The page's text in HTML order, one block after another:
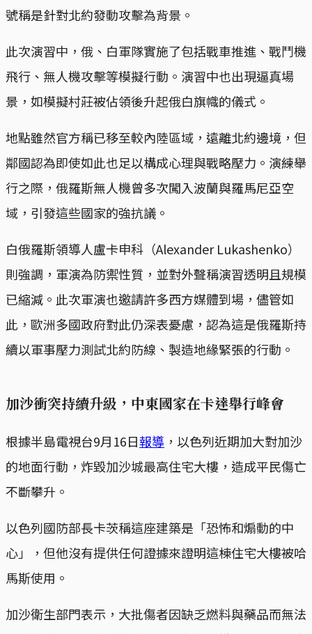
號稱是針對北約發動攻擊為背景。
此次演習中，俄、白軍隊實施了包括戰車推進、戰鬥機
飛行、無人機攻擊等模擬行動。演習中也出現逼真場
景，如模擬村莊被佔領後升起俄白旗幟的儀式。
地點雖然官方稱已移至較內陸區域，遠離北約邊境，但
鄰國認為即使如此也足以構成心理與戰略壓力。演練舉
行之際，俄羅斯無人機曾多次闖入波蘭與羅馬尼亞空
域，引發這些國家的強抗議。
白俄羅斯領導人盧卡申科（Alexander Lukashenko）
則強調，軍演為防禦性質，並對外聲稱演習透明且規模
已縮減。此次軍演也邀請許多西方媒體到場，儘管如
此，歐洲多國政府對此仍深表憂慮，認為這是俄羅斯持
續以軍事壓力測試北約防線、製造地緣緊張的行動。
加沙衝突持續升級，中東國家在卡達舉行峰會
根據半島電視台9月16日報導 ，以色列近期加大對加沙
的地面行動，炸毀加沙城最高住宅大樓，造成平民傷亡
不斷攀升。
以色列國防部長卡茨稱這座建築是「恐怖和煽動的中
心」，但他沒有提供任何證據來證明這棟住宅大樓被哈
馬斯使用。
加沙衛生部門表示，大批傷者因缺乏燃料與藥品而無法